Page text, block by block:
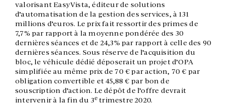
valorisant EasyVista, éditeur de solutions
d’automatisation de la gestion des services, à 131
millions d’euros. Le prix fait ressortir des primes de
7,7% par rapport à la moyenne pondérée des 30
dernières séances et de 24,3% par rapport à celle des 90
dernières séances. Sous réserve de l’acquisition du
bloc, le véhicule dédié déposerait un projet d’OPA
simplifiée au même prix de 70 € par action, 70 € par
obligation convertible et 45,88 € par bon de
souscription d’action. Le dépôt de l’offre devrait
intervenir à la fin du 3e trimestre 2020.